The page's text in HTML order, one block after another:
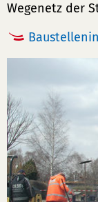
Wegenetz der